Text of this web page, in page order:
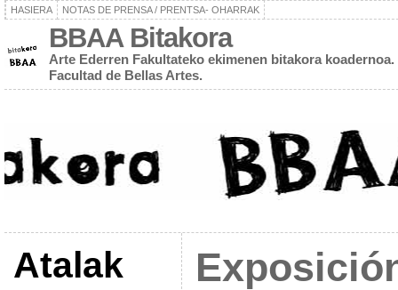
HASIERA NOTAS DE PRENSA / PRENTSA- OHARRAK
BBAA Bitakora
Arte Ederren Fakultateko ekimenen bitakora
Facultad de Bellas Artes.
Atalak